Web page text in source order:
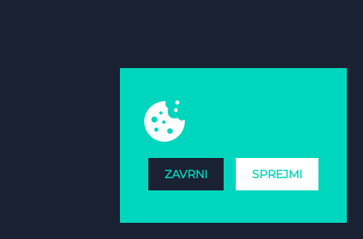
ZAVRNI SPREJMI